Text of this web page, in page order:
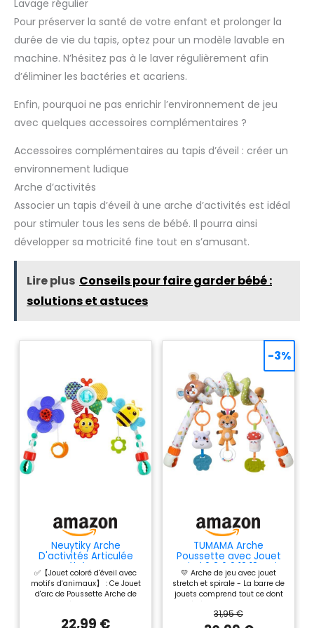
Lavage régulier
Pour préserver la santé de votre enfant et prolonger la
durée de vie du tapis, optez pour un modèle lavable en
machine. N’hésitez pas à le laver régulièrement afin
d’éliminer les bactéries et acariens.
Enfin, pourquoi ne pas enrichir l’environnement de jeu
avec quelques accessoires complémentaires ?
Accessoires complémentaires au tapis d’éveil : créer un
environnement ludique
Arche d’activités
Associer un tapis d’éveil à une arche d’activités est idéal
pour stimuler tous les sens de bébé. Il pourra ainsi
développer sa motricité fine tout en s’amusant.
Lire plus Conseils pour faire garder bébé :
solutions et astuces
Neuytiky Arche
D'activités Articulée
pour Bébés et Tout-
Petits,Jouets de
Landau,Arche de
Poussette,Arche d'Éveil
Moulin à Vent,Hochet,
✅【Jouet coloré d'éveil avec
motifs d'animaux】 : Ce Jouet
d'arc de Poussette Arche de
Poussette émerveille avec des
conçues comme des abeilles,
22,99 €
TUMAMA Arche
Poussette avec Jouet
Spiral 0 3 6 9 12 18 Mois
💛 Arche de jeu avec jouet
stretch et spirale - La barre de
jouets comprend tout ce dont
bébé a besoin pour une
journée pleine de plaisir :
couineur, hochets, jouets de
31,95 €
-3%